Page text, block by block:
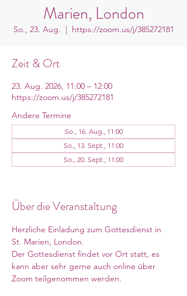
Marien, London
So., 23. Aug.
  |
https://zoom.us/j/385272181
Zeit & Ort
23. Aug. 2026, 11:00 – 12:00
https://zoom.us/j/385272181
Andere Termine
So., 16. Aug., 11:00
So., 13. Sept., 11:00
So., 20. Sept., 11:00
Über die Veranstaltung
Herzliche Einladung zum Gottesdienst in
St. Marien, London.
Der Gottesdienst findet vor Ort statt, es
kann aber sehr gerne auch online über
Zoom teilgenommen werden.